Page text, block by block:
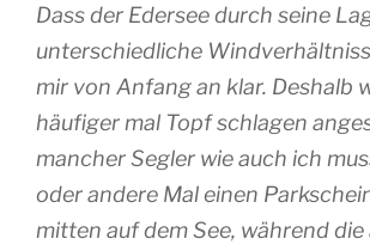
Dass der Edersee durch seine
unterschiedliche
mir von Anfang an klar. Deshalb
häufiger mal Topf schlagen
mancher Segler wie auch ich
oder andere Mal einen
mitten auf dem See, während die